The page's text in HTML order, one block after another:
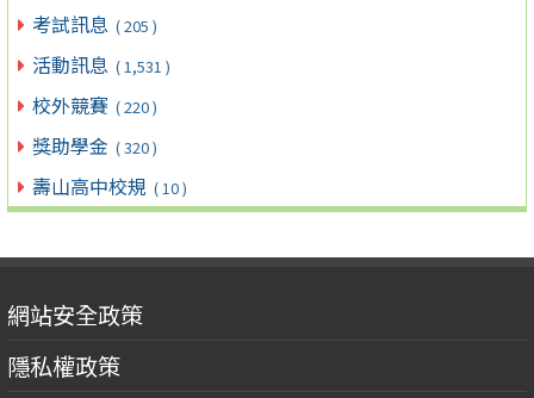
考試訊息 ( 205 )
活動訊息 ( 1,531 )
校外競賽 ( 220 )
獎助學金 ( 320 )
壽山高中校規 ( 10 )
網站安全政策
隱私權政策